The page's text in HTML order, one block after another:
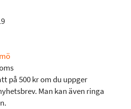
på 500 kr om du uppger
Man kan även ringa